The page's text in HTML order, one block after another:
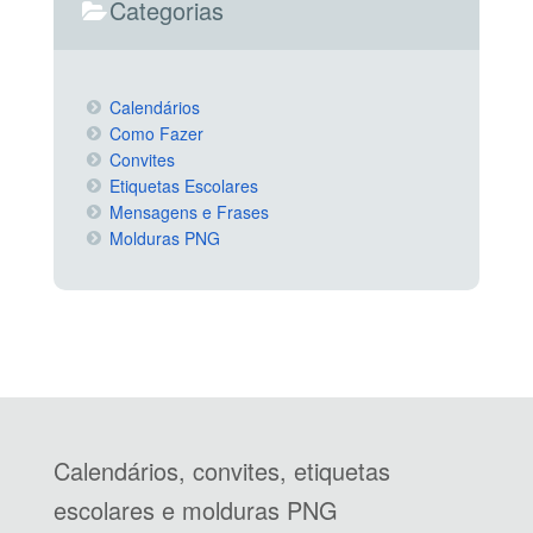
Categorias
Calendários
Como Fazer
Convites
Etiquetas Escolares
Mensagens e Frases
Molduras PNG
Calendários, convites, etiquetas
escolares e molduras PNG